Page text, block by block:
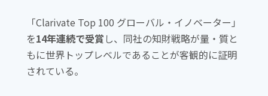
「Clarivate Top 100 グローバル・イノベーター」
を14年連続で受賞 し、同社の知財戦略が量・質と
もに世界トップレベルであることが客観的に証明
されている。